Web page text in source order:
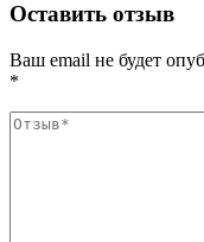
Оставить отзыв
Ваш email не будет
*